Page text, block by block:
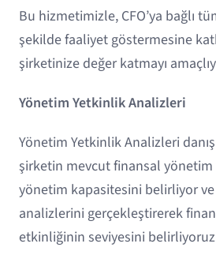
Bu hizmetimizle, CFO’ya bağlı
şekilde faaliyet göstermesine
şirketinize değer katmayı
Yönetim Yetkinlik Analizleri
Yönetim Yetkinlik Analizleri
şirketin mevcut finansal yönetim
yönetim kapasitesini belirliyor
analizlerini gerçekleştirerek
etkinliğinin seviyesini